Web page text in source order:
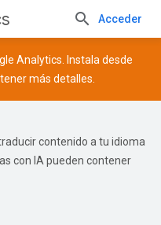
Acceder
Analytics. Instala desde
más detalles.
contenido a tu idioma
con IA pueden contener